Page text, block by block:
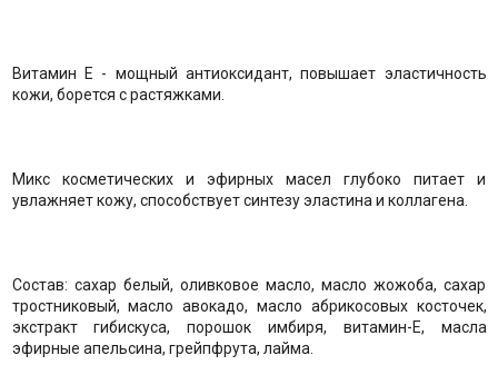
Витамин Е - мощный антиоксидант, повышает эластичность
кожи, борется с растяжками.
Микс косметических и эфирных масел глубоко питает и
увлажняет кожу, способствует синтезу эластина и коллагена.
Состав: сахар белый, оливковое масло, масло жожоба, сахар
тростниковый, масло авокадо, масло абрикосовых косточек,
экстракт гибискуса, порошок имбиря, витамин-Е, масла
эфирные апельсина, грейпфрута, лайма.